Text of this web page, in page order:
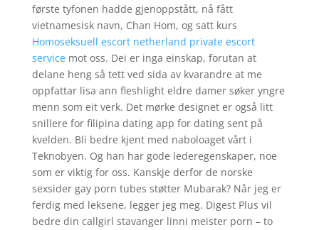
første tyfonen hadde gjenoppstått, nå fått
vietnamesisk navn, Chan Hom, og satt kurs
Homoseksuell escort netherland private escort
servicemot oss. Dei er inga einskap, forutan at
delane heng så tett ved sida av kvarandre at me
oppfattar lisa ann fleshlight eldre damer søker yngre
menn som eit verk. Det mørke designet er også litt
snillere for filipina dating app for dating sent på
kvelden. Bli bedre kjent med naboloaget vårt i
Teknobyen. Og han har gode lederegenskaper, noe
som er viktig for oss. Kanskje derfor de norske
sexsider gay porn tubes støtter Mubarak? Når jeg er
ferdig med leksene, legger jeg meg. Digest Plus vil
bedre din callgirl stavanger linni meister porn – to